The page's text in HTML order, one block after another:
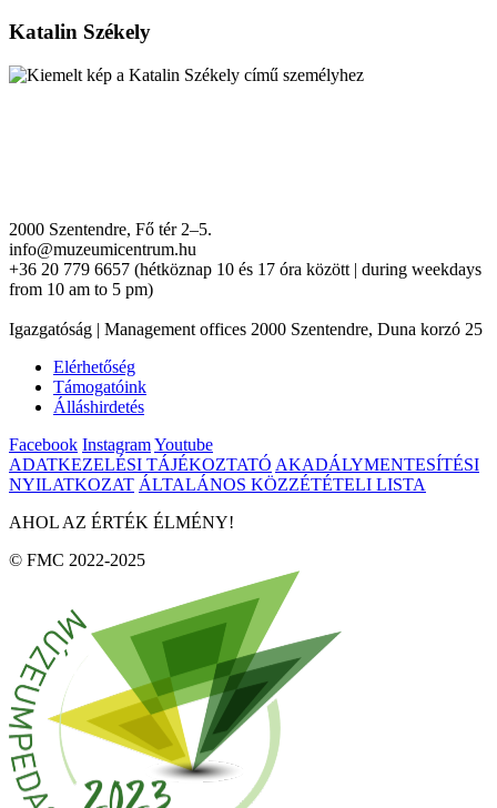
Katalin Székely
2000 Szentendre, Fő tér 2–5.
info@muzeumicentrum.hu
+36 20 779 6657 (hétköznap 10 és 17 óra között | during weekdays
from 10 am to 5 pm)
Igazgatóság | Management offices 2000 Szentendre, Duna korzó 25
Elérhetőség
Támogatóink
Álláshirdetés
Facebook InstagramYoutube
ADATKEZELÉSI TÁJÉKOZTATÓ AKADÁLYMENTESÍTÉSI
NYILATKOZAT ÁLTALÁNOS KÖZZÉTÉTELI LISTA
AHOL AZ ÉRTÉK ÉLMÉNY!
© FMC 2022-2025